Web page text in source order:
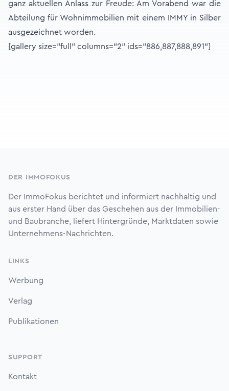
ganz aktuellen Anlass zur Freude: Am Vorabend war die
Abteilung für Wohnimmobilien mit einem IMMY in Silber
ausgezeichnet worden.
[gallery size="full" columns="2" ids="886,887,888,891"]
DER IMMOFOKUS
Der ImmoFokus berichtet und informiert nachhaltig und
aus erster Hand über das Geschehen aus der Immobilien-
und Baubranche, liefert Hintergründe, Marktdaten sowie
Unternehmens-Nachrichten.
LINKS
Werbung
Verlag
Publikationen
SUPPORT
Kontakt